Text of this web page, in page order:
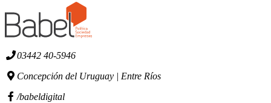
03442 40-5946
Concepción del Uruguay | Entre Ríos
/babeldigital